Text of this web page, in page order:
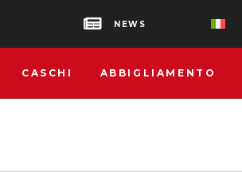
NEWS
CASCHI ABBIGLIAMENTO